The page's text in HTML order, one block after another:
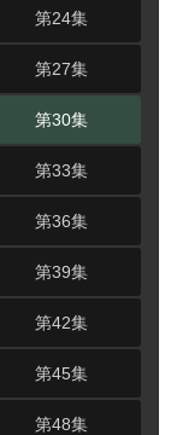
第24集
第27集
第30集
第33集
第36集
第39集
第42集
第45集
第48集